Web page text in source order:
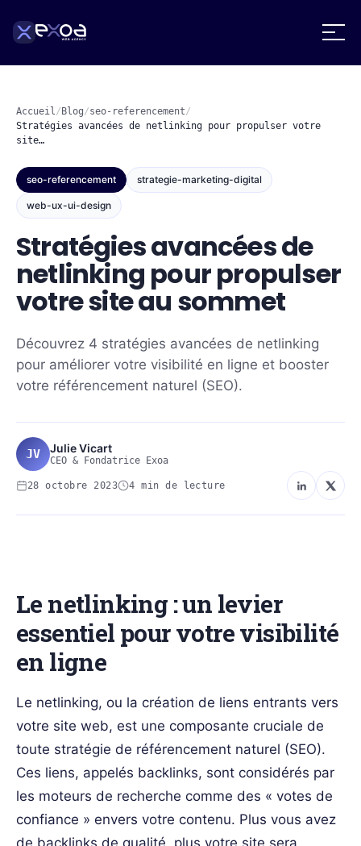
Accueil/ Blog/seo-referencement/
Stratégies avancées de netlinking pour propulser votre
site…
seo-referencement strategie-marketing-digital
web-ux-ui-design
Stratégies avancées de
netlinking pour propulser
votre site au sommet
Découvrez 4 stratégies avancées de netlinking
pour améliorer votre visibilité en ligne et booster
votre référencement naturel (SEO).
JV Julie Vicart
CEO & Fondatrice Exoa
28 octobre 2023 4 min de lecture
Le netlinking : un levier
essentiel pour votre visibilité
en ligne
Le netlinking, ou la création de liens entrants vers
votre site web, est une composante cruciale de
toute stratégie de référencement naturel (SEO).
Ces liens, appelés backlinks, sont considérés par
les moteurs de recherche comme des « votes de
confiance » envers votre contenu. Plus vous avez
de backlinks de qualité, plus votre site sera